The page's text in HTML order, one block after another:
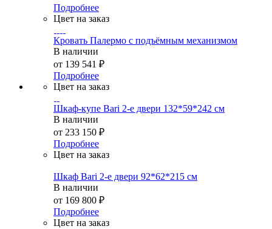
Подробнее
Цвет на заказ
Кровать Палермо с подъёмным механизмом
В наличии
от 139 541 ₽
Подробнее
Цвет на заказ
Шкаф-купе Bari 2-е двери 132*59*242 см
В наличии
от 233 150 ₽
Подробнее
Цвет на заказ
Шкаф Bari 2-е двери 92*62*215 см
В наличии
от 169 800 ₽
Подробнее
Цвет на заказ